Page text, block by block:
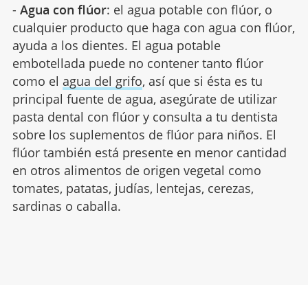
- Agua con flúor: el agua potable con flúor, o
cualquier producto que haga con agua con flúor,
ayuda a los dientes. El agua potable
embotellada puede no contener tanto flúor
como el agua del grifo, así que si ésta es tu
principal fuente de agua, asegúrate de utilizar
pasta dental con flúor y consulta a tu dentista
sobre los suplementos de flúor para niños. El
flúor también está presente en menor cantidad
en otros alimentos de origen vegetal como
tomates, patatas, judías, lentejas, cerezas,
sardinas o caballa.